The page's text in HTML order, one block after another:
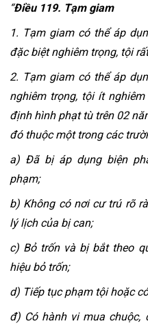
“Điều 119. Tạm giam
1. Tạm giam có thể áp
đặc biệt nghiêm trọng, tội
2. Tạm giam có thể áp
nghiêm trọng, tội ít
định hình phạt tù trên 02
đó thuộc một trong các
a) Đã bị áp dụng biện
phạm;
b) Không có nơi cư trú rõ
lý lịch của bị can;
c) Bỏ trốn và bị bắt theo
hiệu bỏ trốn;
d) Tiếp tục phạm tội hoặc
đ) Có hành vi mua chuộc,